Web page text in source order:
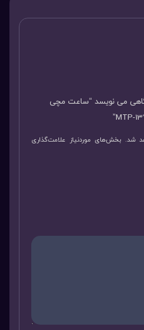
می نویسد “ساعت مچی
شد. بخش‌های موردنیاز علامت‌گذاری